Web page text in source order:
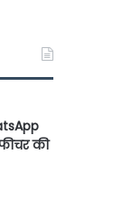
की